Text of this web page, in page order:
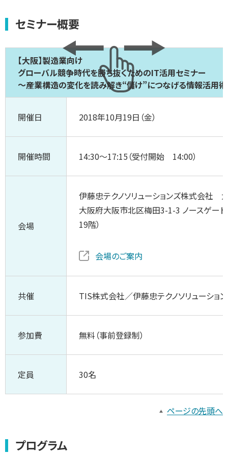
セミナー概要
【大阪】製造業向け
グローバル競争時代を勝ち抜くためのIT活用セミナー
～産業構造の変化を読み解き“儲け”につなげる情報活用
開催日 2018年10月19日（金）
開催時間 14:30～17:15（受付開始 14:00）
会場
伊藤忠テクノソリューションズ株式会社
大阪府大阪市北区梅田3-1-3 ノースゲート
19階）
会場のご案内
共催 TIS株式会社／伊藤忠テクノソリューショ
参加費 無料（事前登録制）
定員 30名
ページの先頭へ
プログラム